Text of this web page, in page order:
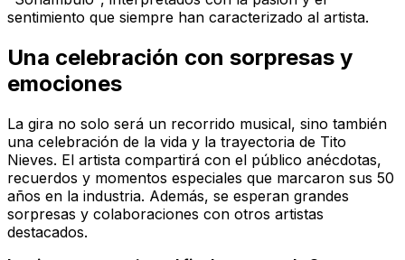
sentimiento que siempre han caracterizado al artista.
Una celebración con sorpresas y
emociones
La gira no solo será un recorrido musical, sino también
una celebración de la vida y la trayectoria de Tito
Nieves. El artista compartirá con el público anécdotas,
recuerdos y momentos especiales que marcaron sus 50
años en la industria. Además, se esperan grandes
sorpresas y colaboraciones con otros artistas
destacados.